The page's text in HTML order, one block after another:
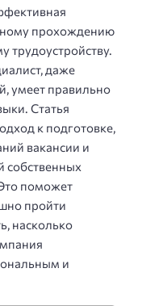
прохождению
трудоустройству.
даже
умеет правильно
Статья
к подготовке,
вакансии и
собственных
поможет
пройти
насколько
и